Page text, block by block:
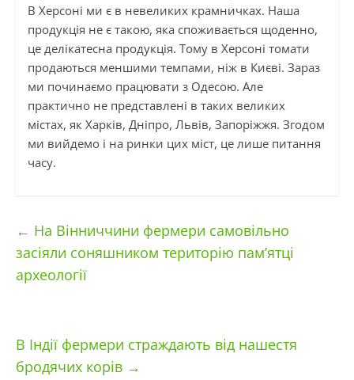
В Херсоні ми є в невеликих крамничках. Наша
продукція не є такою, яка споживається щоденно,
це делікатесна продукція. Тому в Херсоні томати
продаються меншими темпами, ніж в Києві. Зараз
ми починаємо працювати з Одесою. Але
практично не представлені в таких великих
містах, як Харків, Дніпро, Львів, Запоріжжя. Згодом
ми вийдемо і на ринки цих міст, це лише питання
часу.
← На Вінниччини фермери самовільно
засіяли соняшником територію пам’ятці
археології
В Індії фермери страждають від нашестя
бродячих корів →